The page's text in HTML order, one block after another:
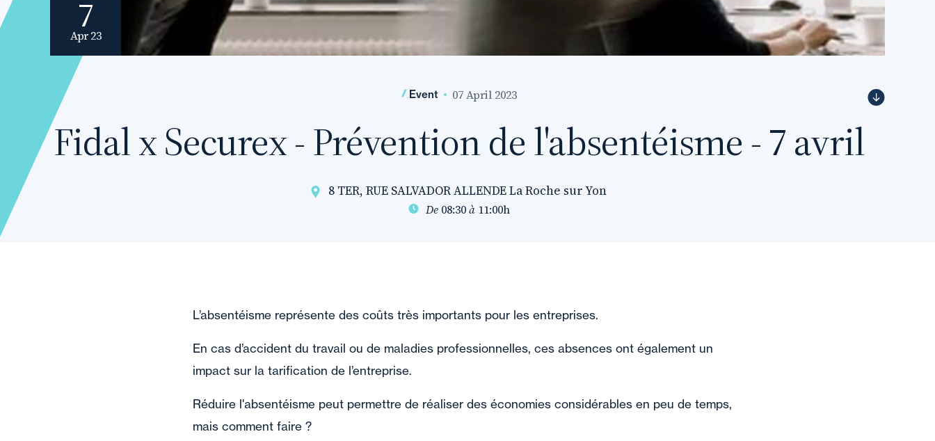
7
Apr 23
Event 07 April 2023
Fidal x Securex - Prévention de l'absentéisme - 7 avril
8 TER, RUE SALVADOR ALLENDE La Roche sur Yon
De08:30à11:00h
L’absentéisme représente des coûts très importants pour les entreprises.
En cas d’accident du travail ou de maladies professionnelles, ces absences ont également un
impact sur la tarification de l’entreprise.
Réduire l'absentéisme peut permettre de réaliser des économies considérables en peu de temps,
mais comment faire ?